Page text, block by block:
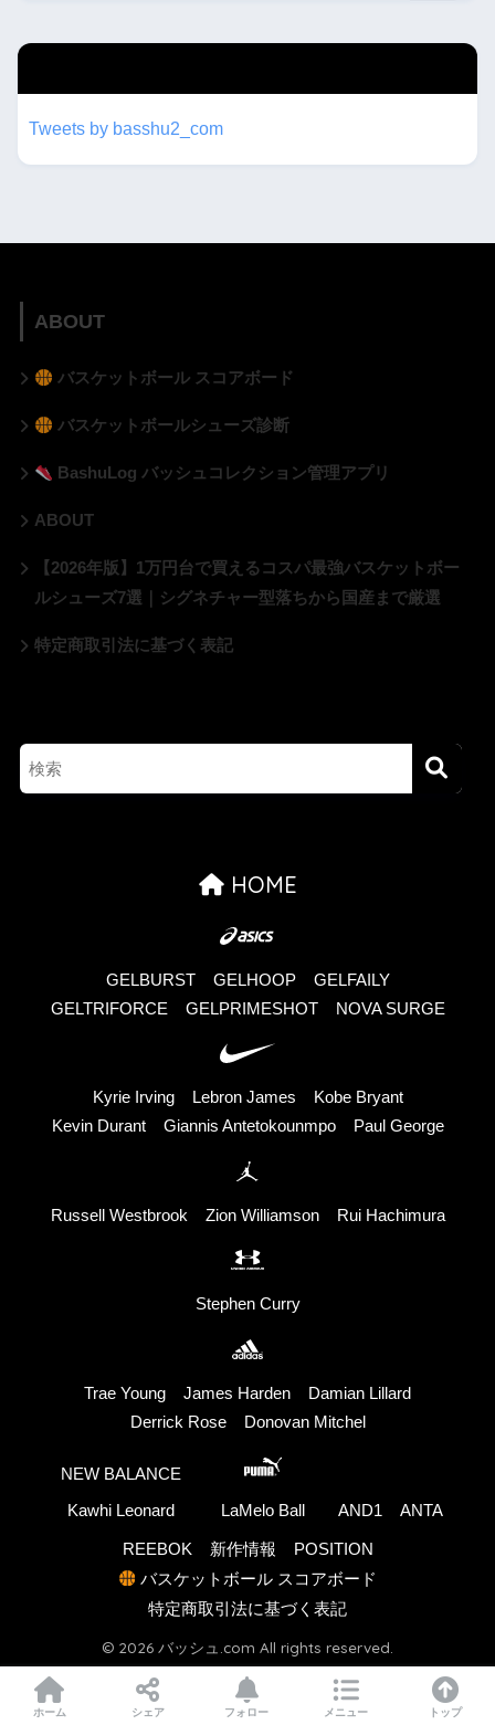
Tweets by basshu2_com
ABOUT
バスケットボール スコアボード
バスケットボールシューズ診断
BashuLog バッシュコレクション管理アプリ
ABOUT
【2026年版】1万円台で買えるコスパ最強バスケットボー
ルシューズ7選｜シグネチャー型落ちから国産まで厳選
特定商取引法に基づく表記
HOME
GELBURST GELHOOP
GELFAILY
GELTRIFORCE
GELPRIMESHOT NOVA SURGE
Kyrie Irving Lebron James
Kobe Bryant
Kevin Durant
Giannis Antetokounmpo Paul George
Russell Westbrook Zion Williamson Rui Hachimura
Stephen Curry
Trae Young James Harden
Damian Lillard
Derrick Rose
Donovan Mitchel
NEW BALANCE
Kawhi Leonard LaMelo Ball AND1 ANTA
REEBOK 新作情報
POSITION
バスケットボール スコアボード
特定商取引法に基づく表記
© 2026 バッシュ.com All rights reserved.
ホーム シェア フォロー メニュー トップ